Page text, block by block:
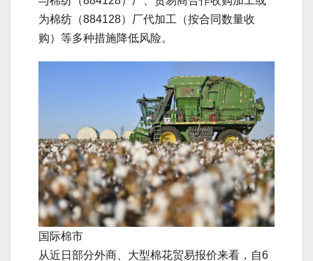
为棉纺（884128）厂代加工（按合同数量收
购）等多种措施降低风险。
国际棉市
从近日部分外商、大型棉花贸易报价来看，自6